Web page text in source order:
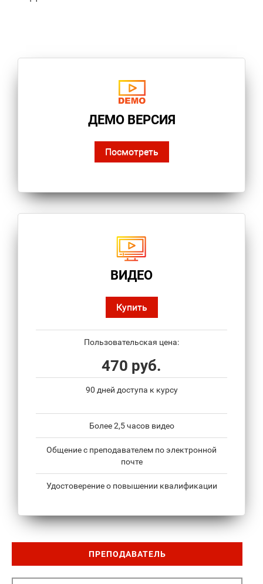
ДЕМО ВЕРСИЯ
Посмотреть
ВИДЕО
Купить
Пользовательская цена:
470 руб.
90 дней доступа к курсу
Более 2,5 часов видео
Общение с преподавателем по электронной
почте
Удостоверение о повышении квалификации
ПРЕПОДАВАТЕЛЬ